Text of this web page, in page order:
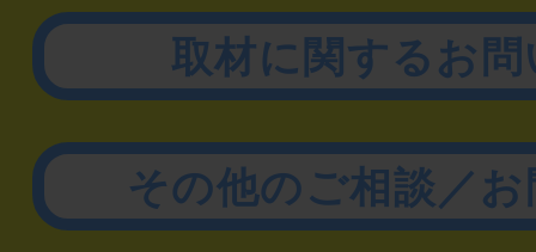
取材に関するお
その他のご相談／